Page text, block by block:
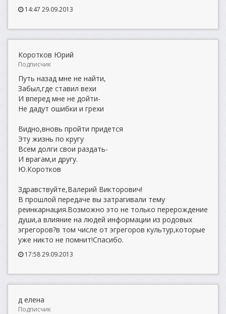
14:47 29.09.2013
Коротков Юрий
Подписчик
Путь назад мне не найти,
Забыл,где ставил вехи
И вперед мне не дойти-
Не дадут ошибки и грехи
Видно,вновь пройти придется
Эту жизнь по кругу
Всем долги свои раздать-
И врагам,и другу.
Ю.Коротков
Здравствуйте,Валерий Викторович!
В прошлой передаче вы затрагивали тему
реинкарнация.Возможно это не только перерождение
души,а влияние на людей информации из родовых
эгрегоров?в том числе от эгрегоров культур,которые
уже никто не помнит!Спасибо.
17:58 29.09.2013
д елена
Подписчик